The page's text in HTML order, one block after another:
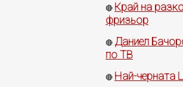
🔴 Край на
фризьор
🔴 Даниел
по ТВ
🔴 Най-черната